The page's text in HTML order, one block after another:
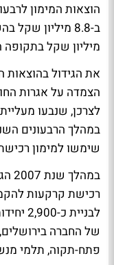
מיליון שקל
את הגידול
הצמדה על אגרות
לצרכן, שנבעו
שימשו למימון
רכישת קרקעות
של החברה
פתח-תקוה, תלמי